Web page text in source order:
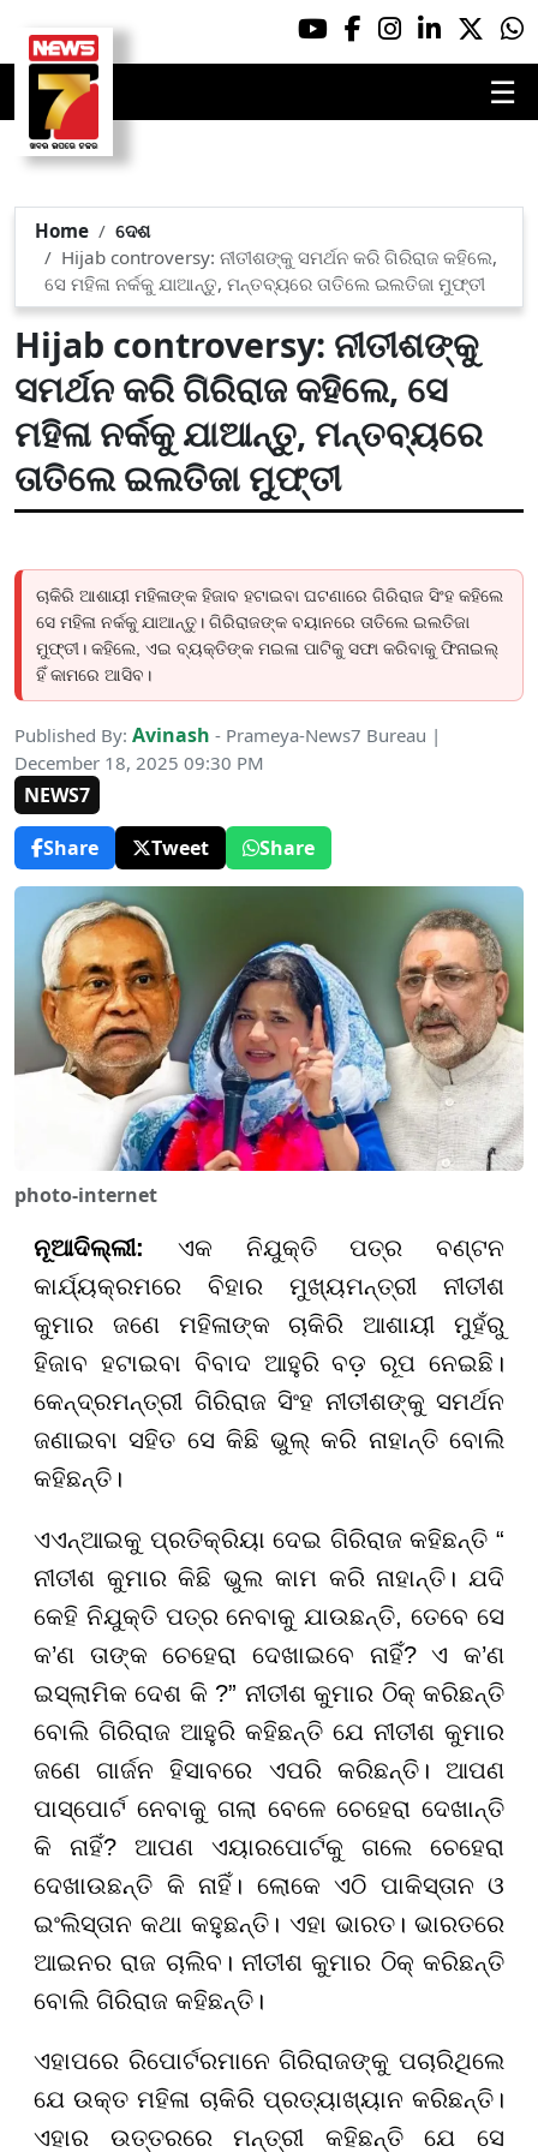
☰
Home
ଦେଶ
Hijab controversy: ନୀତୀଶଙ୍କୁ ସମର୍ଥନ କରି ଗିରିରାଜ କହିଲେ,
ସେ ମହିଳା ନର୍କକୁ ଯାଆନ୍ତୁ, ମନ୍ତବ୍ୟରେ ତାତିଲେ ଇଲତିଜା ମୁଫ୍‌ତୀ
Hijab controversy: ନୀତୀଶଙ୍କୁ
ସମର୍ଥନ କରି ଗିରିରାଜ କହିଲେ, ସେ
ମହିଳା ନର୍କକୁ ଯାଆନ୍ତୁ, ମନ୍ତବ୍ୟରେ
ତାତିଲେ ଇଲତିଜା ମୁଫ୍‌ତୀ
ଚାକିରି ଆଶାୟୀ ମହିଳାଙ୍କ ହିଜାବ ହଟାଇବା ଘଟଣାରେ ଗିରିରାଜ ସିଂହ କହିଲେ
ସେ ମହିଳା ନର୍କକୁ ଯାଆନ୍ତୁ। ଗିରିରାଜଙ୍କ ବୟାନରେ ତାତିଲେ ଇଲତିଜା
ମୁଫ୍‌ତୀ। କହିଲେ, ଏଇ ବ୍ୟକ୍ତିଙ୍କ ମଇଳା ପାଟିକୁ ସଫା କରିବାକୁ ଫିନାଇଲ୍‌
ହିଁ କାମରେ ଆସିବ।
Published By: Avinash - Prameya-News7 Bureau |
December 18, 2025 09:30 PM
NEWS7
Share
Tweet Share
photo-internet
ନୂଆଦିଲ୍ଲୀ: ଏକ ନିଯୁକ୍ତି ପତ୍ର ବଣ୍ଟନ
କାର୍ଯ୍ୟକ୍ରମରେ ବିହାର ମୁଖ୍ୟମନ୍ତ୍ରୀ ନୀତୀଶ
କୁମାର ଜଣେ ମହିଳାଙ୍କ ଚାକିରି ଆଶାୟୀ ମୁହଁରୁ
ହିଜାବ ହଟାଇବା ବିବାଦ ଆହୁରି ବଡ଼ ରୂପ ନେଇଛି।
କେନ୍ଦ୍ରମନ୍ତ୍ରୀ ଗିରିରାଜ ସିଂହ ନୀତୀଶଙ୍କୁ ସମର୍ଥନ
ଜଣାଇବା ସହିତ ସେ କିଛି ଭୁଲ୍ କରି ନାହାନ୍ତି ବୋଲି
କହିଛନ୍ତି।
ଏଏନ୍ଆଇକୁ ପ୍ରତିକ୍ରିୟା ଦେଇ ଗିରିରାଜ କହିଛନ୍ତି “
ନୀତୀଶ କୁମାର କିଛି ଭୁଲ କାମ କରି ନାହାନ୍ତି। ଯଦି
କେହି ନିଯୁକ୍ତି ପତ୍ର ନେବାକୁ ଯାଉଛନ୍ତି, ତେବେ ସେ
କ’ଣ ତାଙ୍କ ଚେହେରା ଦେଖାଇବେ ନାହିଁ? ଏ କ’ଣ
ଇସ୍ଲାମିକ ଦେଶ କି ?” ନୀତୀଶ କୁମାର ଠିକ୍ କରିଛନ୍ତି
ବୋଲି ଗିରିରାଜ ଆହୁରି କହିଛନ୍ତି ଯେ ନୀତୀଶ କୁମାର
ଜଣେ ଗାର୍ଜନ ହିସାବରେ ଏପରି କରିଛନ୍ତି। ଆପଣ
ପାସ୍ପୋର୍ଟ ନେବାକୁ ଗଲା ବେଳେ ଚେହେରା ଦେଖାନ୍ତି
କି ନାହିଁ? ଆପଣ ଏୟାରପୋର୍ଟକୁ ଗଲେ ଚେହେରା
ଦେଖାଉଛନ୍ତି କି ନାହିଁ। ଲୋକେ ଏଠି ପାକିସ୍ତାନ ଓ
ଇଂଲିସ୍ତାନ କଥା କହୁଛନ୍ତି। ଏହା ଭାରତ। ଭାରତରେ
ଆଇନର ରାଜ ଚାଲିବ। ନୀତୀଶ କୁମାର ଠିକ୍ କରିଛନ୍ତି
ବୋଲି ଗିରିରାଜ କହିଛନ୍ତି।
ଏହାପରେ ରିପୋର୍ଟରମାନେ ଗିରିରାଜଙ୍କୁ ପଚାରିଥିଲେ
ଯେ ଉକ୍ତ ମହିଳା ଚାକିରି ପ୍ରତ୍ୟାଖ୍ୟାନ କରିଛନ୍ତି।
ଏହାର ଉତ୍ତରରେ ମନ୍ତ୍ରୀ କହିଛନ୍ତି ଯେ ସେ